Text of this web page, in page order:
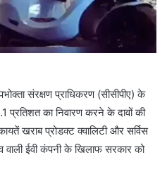
संरक्षण प्राधिकरण (सीसीपीए) के
प्रतिशत का निवारण करने के दावों की
खराब प्रोडक्ट क्वालिटी और सर्विस
ईवी कंपनी के खिलाफ सरकार को